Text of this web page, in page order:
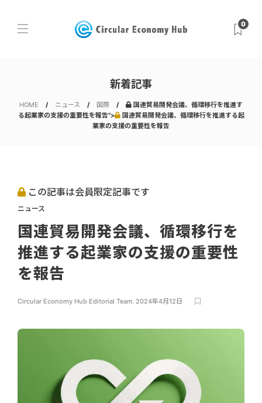
0
新着記事
HOME ニュース 国際
国連貿易開発会議、循環移行を推進す
る起業家の支援の重要性を報告">
国連貿易開発会議、循環移行を推進する起
業家の支援の重要性を報告
この記事は会員限定記事です
ニュース
国連貿易開発会議、循環移行を
推進する起業家の支援の重要性
を報告
Circular Economy Hub Editorial Team, 2024年4月12日